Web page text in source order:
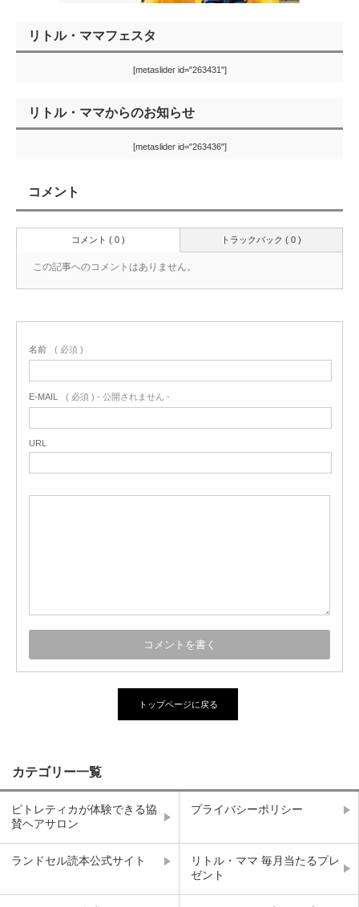
リトル・ママフェスタ
[metaslider id="263431"]
リトル・ママからのお知らせ
[metaslider id="263436"]
コメント
トラックバック ( 0 )
コメント ( 0 )
この記事へのコメントはありません。
名前 ( 必須 )
E-MAIL ( 必須 ) - 公開されません -
URL
トップページに戻る
カテゴリー一覧
ピトレティカが体験できる協
賛ヘアサロン
プライバシーポリシー
ランドセル読本公式サイト
リトル・ママ 毎月当たるプレ
ゼント